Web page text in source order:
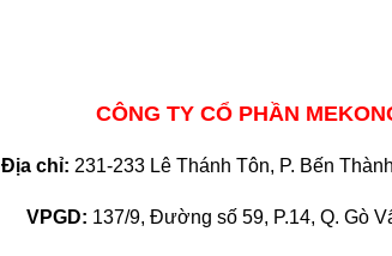
CÔNG TY CỔ PHẦN
Địa chỉ: 231-233 Lê Thánh Tôn, P. Bến
VPGD: 137/9, Đường số 59, P.14, Q. Gò